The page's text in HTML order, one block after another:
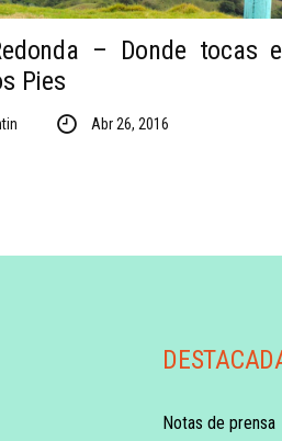
– Donde tocas el
Pies
Abr 26, 2016
Notas de prensa